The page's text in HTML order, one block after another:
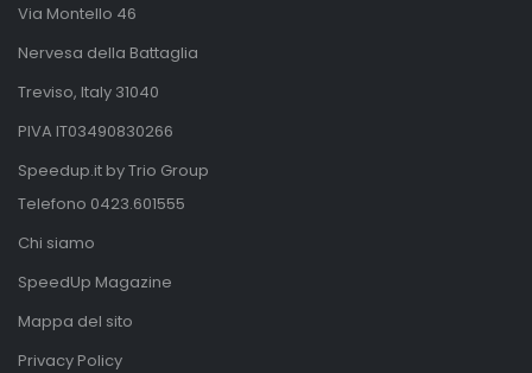
Via Montello 46
Nervesa della Battaglia
Treviso, Italy 31040
PIVA IT03490830266
Speedup.it by Trio Group
Telefono 0423.601555
Chi siamo
SpeedUp Magazine
Mappa del sito
Privacy Policy